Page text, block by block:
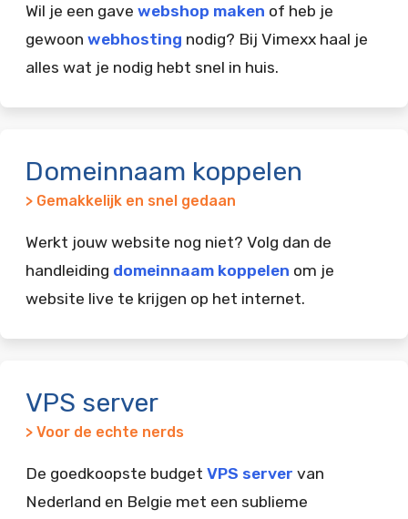
Wil je een gave webshop maken of heb je
gewoon webhosting nodig? Bij Vimexx haal je
alles wat je nodig hebt snel in huis.
Domeinnaam koppelen
> Gemakkelijk en snel gedaan
Werkt jouw website nog niet? Volg dan de
handleiding domeinnaam koppelen om je
website live te krijgen op het internet.
VPS server
> Voor de echte nerds
De goedkoopste budget VPS server van
Nederland en Belgie met een sublieme